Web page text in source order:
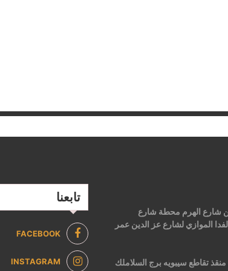
من شارع الهرم محطة شارع
الموازي لشارع عز الدين عمر
ش ابن منقذ تقاطع سيبويه برج السلاملك
تابعنا
FACEBOOK
INSTAGRAM